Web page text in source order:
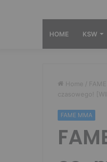
HOME KSW
Home /
czasowego!
FAME MMA